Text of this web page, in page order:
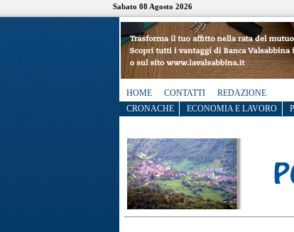
Sabato 08 Agosto 2026
HOME CONTATTI
REDAZIONE
CRONACHE
ECONOMIA E LAVORO